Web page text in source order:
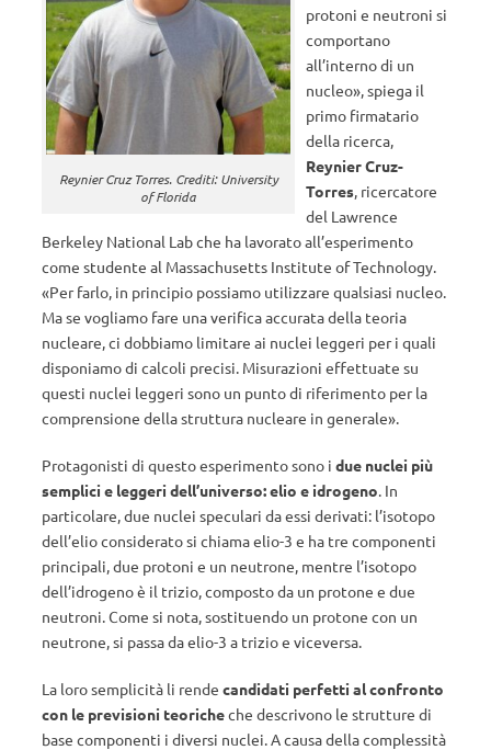
Reynier Cruz Torres. Crediti: University
of Florida
protoni e neutroni si
comportano
all’interno di un
nucleo», spiega il
primo firmatario
della ricerca,
Reynier Cruz-
Torres, ricercatore
del Lawrence
Berkeley National Lab che ha lavorato all’esperimento
come studente al Massachusetts Institute of Technology.
«Per farlo, in principio possiamo utilizzare qualsiasi nucleo.
Ma se vogliamo fare una verifica accurata della teoria
nucleare, ci dobbiamo limitare ai nuclei leggeri per i quali
disponiamo di calcoli precisi. Misurazioni effettuate su
questi nuclei leggeri sono un punto di riferimento per la
comprensione della struttura nucleare in generale».
Protagonisti di questo esperimento sono i due nuclei più
semplici e leggeri dell’universo: elio e idrogeno. In
particolare, due nuclei speculari da essi derivati: l’isotopo
dell’elio considerato si chiama elio-3 e ha tre componenti
principali, due protoni e un neutrone, mentre l’isotopo
dell’idrogeno è il trizio, composto da un protone e due
neutroni. Come si nota, sostituendo un protone con un
neutrone, si passa da elio-3 a trizio e viceversa.
La loro semplicità li rende candidati perfetti al confronto
con le previsioni teoricheche descrivono le strutture di
base componenti i diversi nuclei. A causa della complessità